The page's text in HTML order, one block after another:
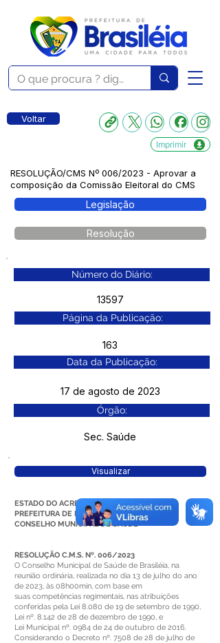
Voltar
Imprimir
RESOLUÇÃO/CMS Nº 006/2023 - Aprovar a
composição da Comissão Eleitoral do CMS
Legislação
Resolução
Número do Diário:
13597
Página da Publicação:
163
Data da Publicação:
17 de agosto de 2023
Órgão:
Sec. Saúde
Visualizar
ESTADO DO ACRE
PREFEITURA DE BRASILEIA
CONSELHO MUNICIPAL DE SAÚDE
RESOLUÇÃO C.M.S. Nº. 006/2023
O Conselho Municipal de Saúde de Brasiléia, na
reunião ordinária, realizada no dia 13 de julho do ano
de 2023, às 08h00min, com base em
suas competências regimentais, nas atribuições
conferidas pela Lei 8.080 de 19 de setembro de 1990,
Lei nº. 8.142 de 28 de dezembro de 1990, e
Lei Municipal nº. 0984 de 24 de outubro de 2016.
Considerando o Decreto nº. 7508 de 28 de julho de